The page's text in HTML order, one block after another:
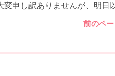
変申し訳ありませんが、明日
前のペ